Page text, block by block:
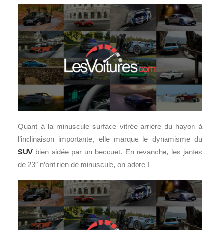
Quant à la minuscule surface vitrée arrière du hayon à
l’inclinaison importante, elle marque le dynamisme du
SUV bien aidée par un becquet. En revanche, les jantes
de 23″ n’ont rien de minuscule, on adore !